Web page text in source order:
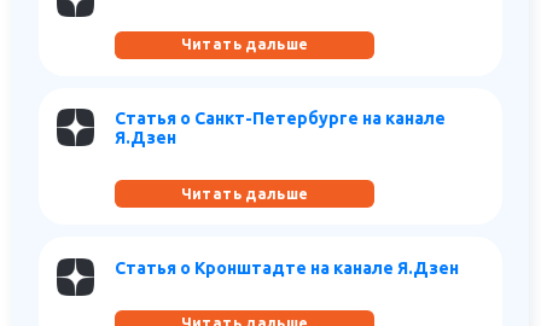
Читать дальше
Статья о Санкт-Петербурге на канале
Я.Дзен
Читать дальше
Статья о Кронштадте на канале Я.Дзен